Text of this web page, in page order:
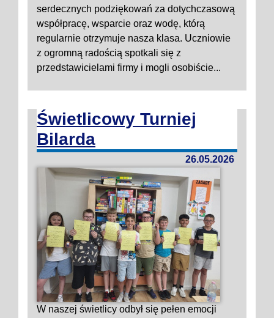
serdecznych podziękowań za dotychczasową
współpracę, wsparcie oraz wodę, którą
regularnie otrzymuje nasza klasa. Uczniowie
z ogromną radością spotkali się z
przedstawicielami firmy i mogli osobiście...
Świetlicowy Turniej
Bilarda
26.05.2026
W naszej świetlicy odbył się pełen emocji